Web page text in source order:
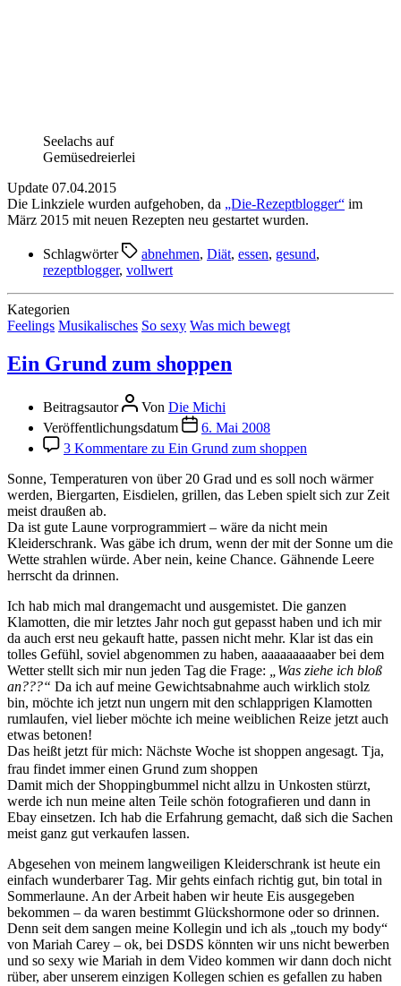
Seelachs auf
Gemüsedreierlei
Update 07.04.2015
Die Linkziele wurden aufgehoben, da „Die-Rezeptblogger“ im
März 2015 mit neuen Rezepten neu gestartet wurden.
Schlagwörter abnehmen, Diät, essen, gesund,
rezeptblogger, vollwert
Kategorien
Feelings Musikalisches So sexy Was mich bewegt
Ein Grund zum shoppen
Beitragsautor Von Die Michi
Veröffentlichungsdatum
6. Mai 2008
3 Kommentare zu Ein Grund zum shoppen
Sonne, Temperaturen von über 20 Grad und es soll noch wärmer
werden, Biergarten, Eisdielen, grillen, das Leben spielt sich zur Zeit
meist draußen ab.
Da ist gute Laune vorprogrammiert – wäre da nicht mein
Kleiderschrank. Was gäbe ich drum, wenn der mit der Sonne um die
Wette strahlen würde. Aber nein, keine Chance. Gähnende Leere
herrscht da drinnen.
Ich hab mich mal drangemacht und ausgemistet. Die ganzen
Klamotten, die mir letztes Jahr noch gut gepasst haben und ich mir
da auch erst neu gekauft hatte, passen nicht mehr. Klar ist das ein
tolles Gefühl, soviel abgenommen zu haben, aaaaaaaaaber bei dem
Wetter stellt sich mir nun jeden Tag die Frage:
„Was ziehe ich bloß
an???“ Da ich auf meine Gewichtsabnahme auch wirklich stolz
bin, möchte ich jetzt nun ungern mit den schlapprigen Klamotten
rumlaufen, viel lieber möchte ich meine weiblichen Reize jetzt auch
etwas betonen!
Das heißt jetzt für mich: Nächste Woche ist shoppen angesagt. Tja,
frau findet immer einen Grund zum shoppen
Damit mich der Shoppingbummel nicht allzu in Unkosten stürzt,
werde ich nun meine alten Teile schön fotografieren und dann in
Ebay einsetzen. Ich hab die Erfahrung gemacht, daß sich die Sachen
meist ganz gut verkaufen lassen.
Abgesehen von meinem langweiligen Kleiderschrank ist heute ein
einfach wunderbarer Tag. Mir gehts einfach richtig gut, bin total in
Sommerlaune. An der Arbeit haben wir heute Eis ausgegeben
bekommen – da waren bestimmt Glückshormone oder so drinnen.
Denn seit dem sangen meine Kollegin und ich als „touch my body“
von Mariah Carey – ok, bei DSDS könnten wir uns nicht bewerben
und so sexy wie Mariah in dem Video kommen wir dann doch nicht
rüber, aber unserem einzigen Kollegen schien es gefallen zu haben